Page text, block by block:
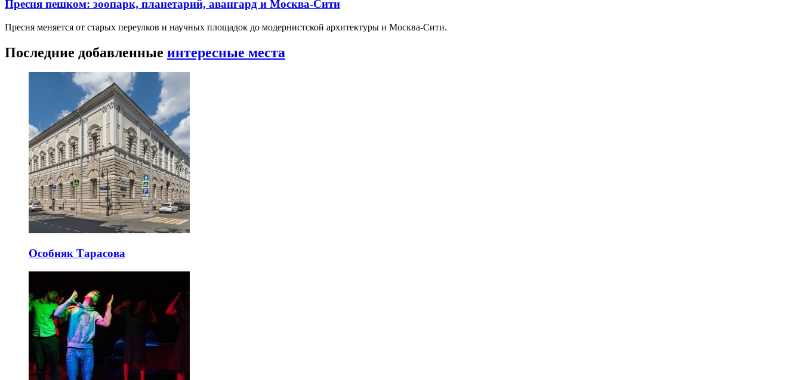
Пресня пешком: зоопарк, планетарий, авангард и Москва-Сити
Пресня меняется от старых переулков и научных площадок до модернистской архитектуры и Москва-Сити.
Последние добавленные интересные места
Особняк Тарасова